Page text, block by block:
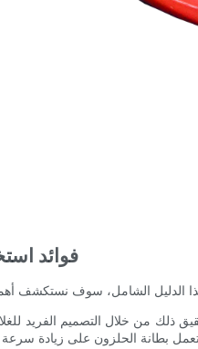
- فوائد
من خلال التصميم الفريد